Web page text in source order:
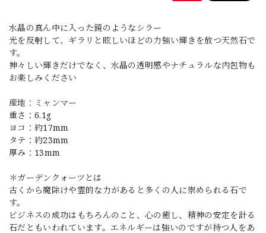
水晶の真ん中に入った鏡のようなシラー
光を反射して、ギラリと眩しいほどの力強い輝きを放つ天然石で
す。
神々しい輝きだけでなく、水晶の透明感やナチュラルな内包物も
お楽しみください
産地：ミャンマー
重さ：6.1g
ヨコ：約17mm
タテ：約23mm
厚み：13mm
＊ガーデンクォーツとは
古くから魔除けや霊的な力があると多くの人に崇められる石で
す。
ビジネスの成功はもちろんのこと、心の癒し、精神の安定を計る
石だともいわれています。エネルギーは強いのですが持つ人をあ